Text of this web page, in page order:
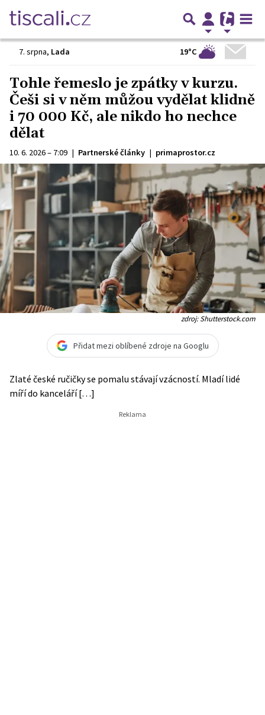
7. srpna, Lada 19°C
Tohle řemeslo je zpátky v kurzu.
Češi si v něm můžou vydělat klidně
i 70 000 Kč, ale nikdo ho nechce
dělat
10. 6. 2026 – 7:09 | Partnerské články | primaprostor.cz
zdroj: Shutterstock.com
Přidat mezi oblíbené zdroje na Googlu
Zlaté české ručičky se pomalu stávají vzácností. Mladí lidé
míří do kanceláří […]